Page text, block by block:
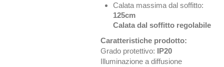
Calata massima dal soffitto:
125cm
Calata dal soffitto regolabile
Caratteristiche prodotto:
Grado protettivo: IP20
Illuminazione a diffusione